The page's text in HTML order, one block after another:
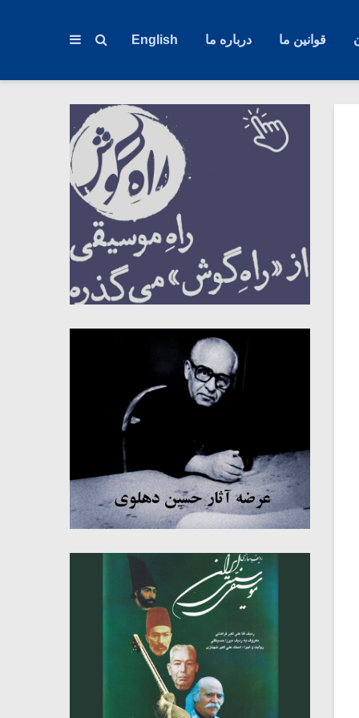
قوانین ما درباره ما English
میکلوش روژا